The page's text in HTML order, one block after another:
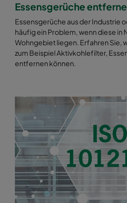
Essensgerüche
Essensgerüche aus der Industrie
häufig ein Problem, wenn diese in
Wohngebiet liegen. Erfahren Sie,
zum Beispiel Aktivkohlefilter,
entfernen können.